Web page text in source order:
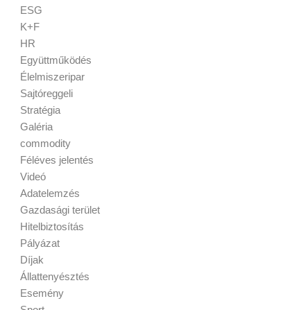
ESG
K+F
HR
Együttműködés
Élelmiszeripar
Sajtóreggeli
Stratégia
Galéria
commodity
Féléves jelentés
Videó
Adatelemzés
Gazdasági terület
Hitelbiztosítás
Pályázat
Díjak
Állattenyésztés
Esemény